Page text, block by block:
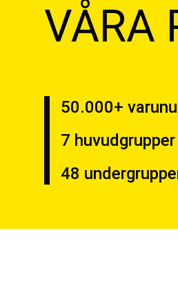
VÅRA
50.000+
7 huvudgrupper
48